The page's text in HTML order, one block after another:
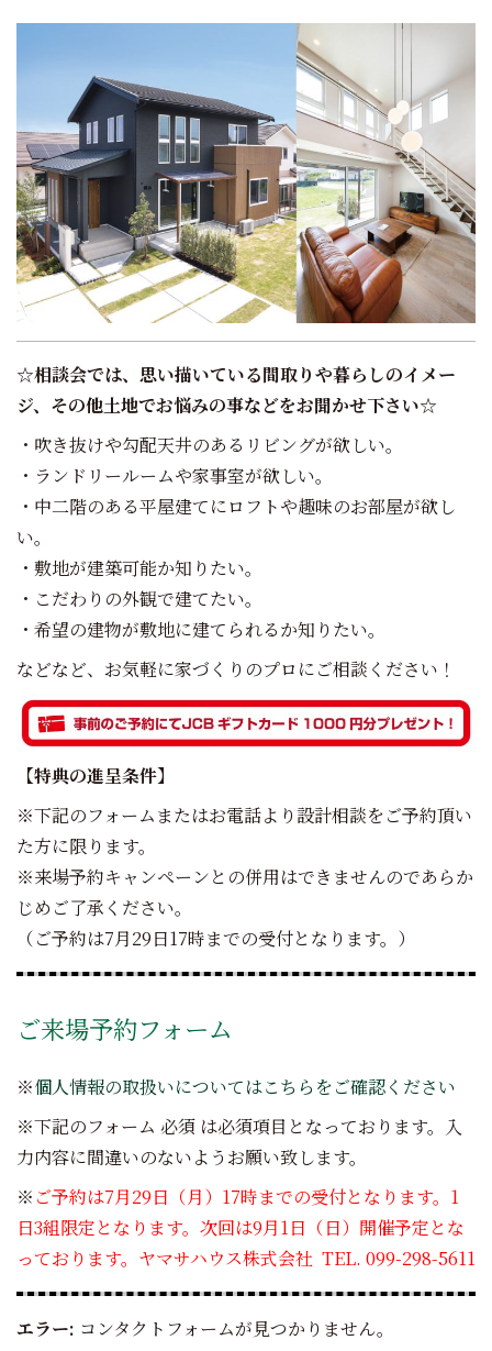
☆相談会では、思い描いている間取りや暮らしのイメー
ジ、その他土地でお悩みの事などをお聞かせ下さい☆
・吹き抜けや勾配天井のあるリビングが欲しい。
・ランドリールームや家事室が欲しい。
・中二階のある平屋建てにロフトや趣味のお部屋が欲し
い。
・敷地が建築可能か知りたい。
・こだわりの外観で建てたい。
・希望の建物が敷地に建てられるか知りたい。
などなど、お気軽に家づくりのプロにご相談ください！
【特典の進呈条件】
※下記のフォームまたはお電話より設計相談をご予約頂い
た方に限ります。
※来場予約キャンペーンとの併用はできませんのであらか
じめご了承ください。
（ご予約は7月29日17時までの受付となります。）
ご来場予約フォーム
※個人情報の取扱いについてはこちらをご確認ください
※下記のフォーム 必須 は必須項目となっております。入
力内容に間違いのないようお願い致します。
※ ご予約は7月29日（月）17時までの受付となります。1
日3組限定となります。次回は9月1日（日）開催予定とな
っております。 ヤマサハウス株式会社 TEL. 099-298-5611
エラー: コンタクトフォームが見つかりません。